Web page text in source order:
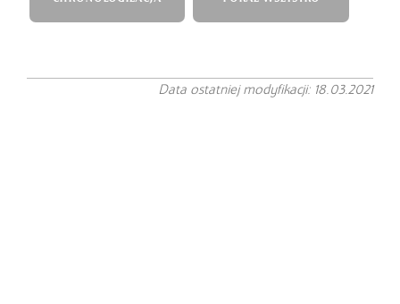
Data ostatniej modyfikacji: 18.03.2021